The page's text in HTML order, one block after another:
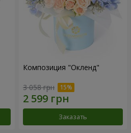
Композиция "Окленд"
3 058 грн
Заказать